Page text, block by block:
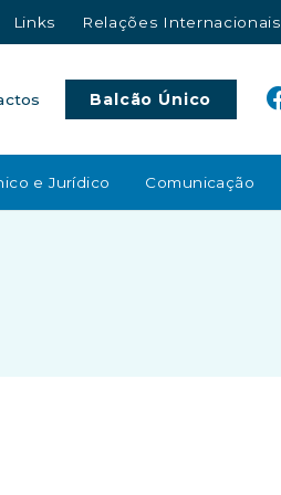
Links Relações Internacionais
Balcão Único
e Jurídico Comunicação